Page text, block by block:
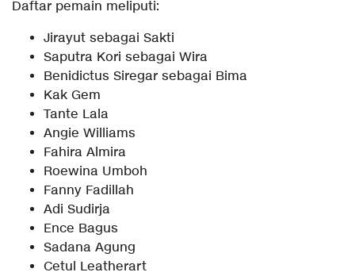
Daftar pemain meliputi:
Jirayut sebagai Sakti
Saputra Kori sebagai Wira
Benidictus Siregar sebagai Bima
Kak Gem
Tante Lala
Angie Williams
Fahira Almira
Roewina Umboh
Fanny Fadillah
Adi Sudirja
Ence Bagus
Sadana Agung
Cetul Leatherart